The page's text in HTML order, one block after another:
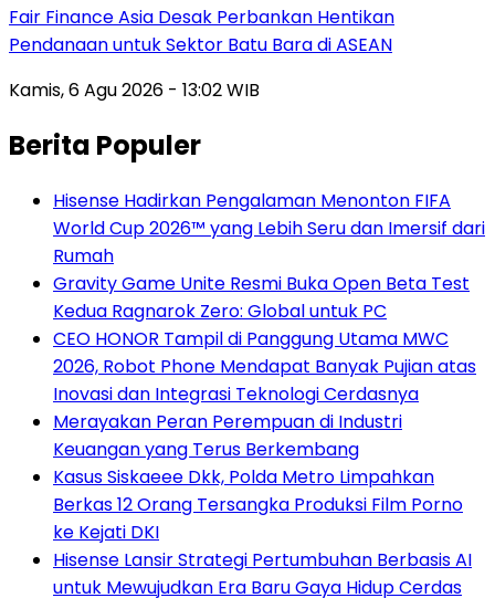
Fair Finance Asia Desak Perbankan Hentikan
Pendanaan untuk Sektor Batu Bara di ASEAN
Kamis, 6 Agu 2026 - 13:02 WIB
Berita Populer
Hisense Hadirkan Pengalaman Menonton FIFA
World Cup 2026™ yang Lebih Seru dan Imersif dari
Rumah
Gravity Game Unite Resmi Buka Open Beta Test
Kedua Ragnarok Zero: Global untuk PC
CEO HONOR Tampil di Panggung Utama MWC
2026, Robot Phone Mendapat Banyak Pujian atas
Inovasi dan Integrasi Teknologi Cerdasnya
Merayakan Peran Perempuan di Industri
Keuangan yang Terus Berkembang
Kasus Siskaeee Dkk, Polda Metro Limpahkan
Berkas 12 Orang Tersangka Produksi Film Porno
ke Kejati DKI
Hisense Lansir Strategi Pertumbuhan Berbasis AI
untuk Mewujudkan Era Baru Gaya Hidup Cerdas